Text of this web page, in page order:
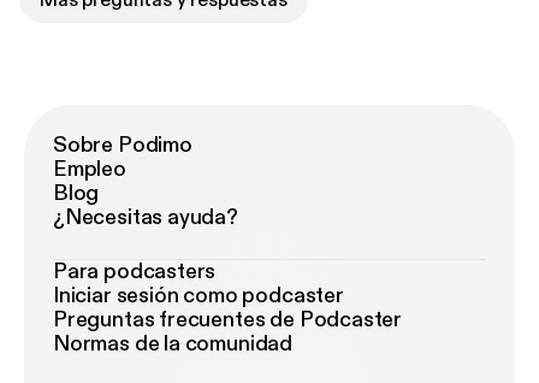
Sobre Podimo
Empleo
Blog
¿Necesitas ayuda?
Para podcasters
Iniciar sesión como podcaster
Preguntas frecuentes de Podcaster
Normas de la comunidad